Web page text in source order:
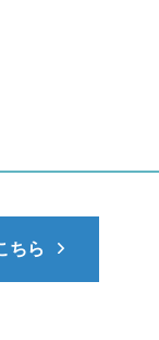
ちら